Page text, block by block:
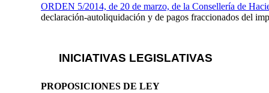
ORDEN 5/2014, de 20 de marzo, de la Consellería de
declaración-autoliquidación y de pagos fraccionados del
INICIATIVAS LEGISLATIVAS
PROPOSICIONES DE LEY